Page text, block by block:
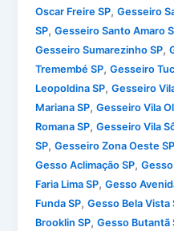
Oscar Freire SP,Gesseiro
SP,Gesseiro Santo Amaro
Gesseiro Sumarezinho SP,
Tremembé SP,Gesseiro
Leopoldina SP,Gesseiro
Mariana SP,Gesseiro Vila
Romana SP,Gesseiro Vila
SP,Gesseiro Zona Oeste SP
Gesso Aclimação SP,
Faria Lima SP,Gesso
Funda SP,Gesso Bela Vista
Brooklin SP,Gesso Butantã